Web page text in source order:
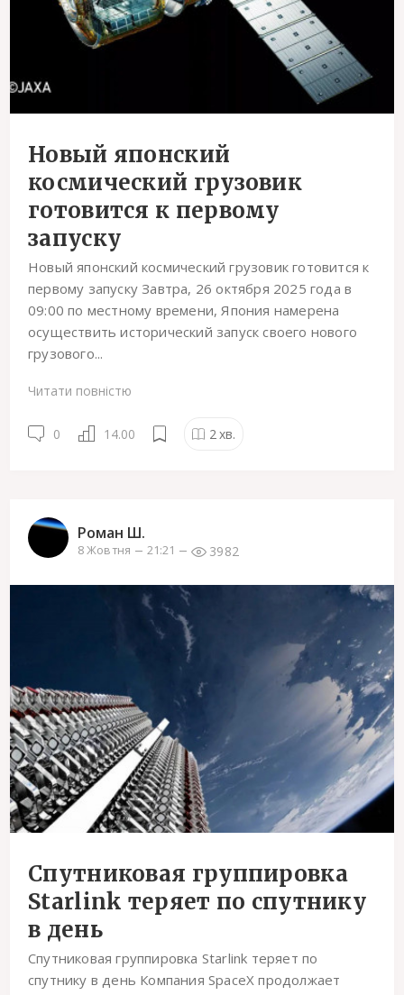
Новый японский
космический грузовик
готовится к первому
запуску
Новый японский космический грузовик готовится к
первому запуску Завтра, 26 октября 2025 года в
09:00 по местному времени, Япония намерена
осуществить исторический запуск своего нового
грузового...
Читати повністю
0 14.00 2хв.
Роман Ш.
8 Жовтня 21:21 3982
Спутниковая группировка
Starlink теряет по спутнику
в день
Спутниковая группировка Starlink теряет по
спутнику в день Компания SpaceX продолжает